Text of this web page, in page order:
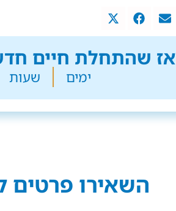
שהתחלת חיים
ימים שעות
השאירו פרטים